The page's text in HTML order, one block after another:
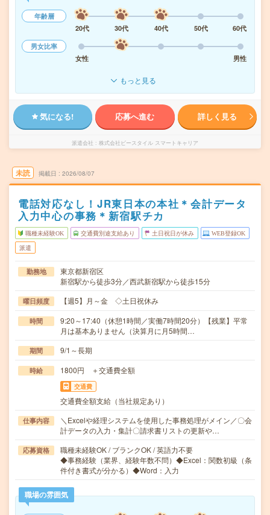
年齢層
20代
30代 40代 50代
60代
男女比率
女性
男性
もっと見る
気になる! 応募へ進む 詳しく見る
派遣会社 株式会社ビースタイル スマートキャリア
未読 掲載日 2026/08/07
電話対応なし！JR東日本の本社＊会計データ
入力中心の事務＊新宿駅チカ
職種未経験OK 交通費別途支給あり 土日祝日が休み WEB登録OK
派遣
勤務地
東京都新宿区
新宿駅から徒歩3分／西武新宿駅から徒歩15分
曜日頻度 【週5】月～金 ◇土日祝休み
時間
9:20～17:40（休憩1時間／実働7時間20分）【残業】平常
月は基本ありません（決算月に月5時間…
期間 9/1～長期
時給 1800円 ＋交通費全額
交通費
交通費全額支給（当社規定あり）
仕事内容
＼Excelや経理システムを使用した事務処理がメイン／〇会
計データの入力・集計〇請求書リストの更新や…
応募資格
職種未経験OK / ブランクOK / 英語力不要
◆事務経験（業界、経験年数不問）◆Excel：関数初級（条
件付き書式が分かる）◆Word：入力
職場の雰囲気